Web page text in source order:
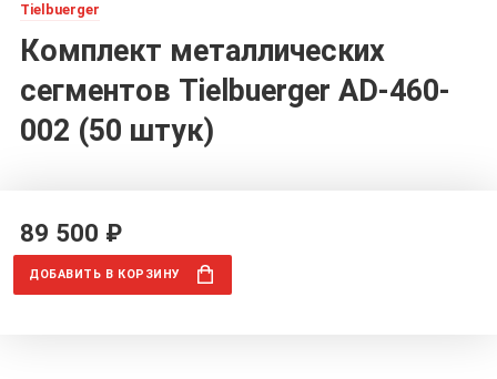
Tielbuerger
Комплект металлических
сегментов Tielbuerger AD-460-
002 (50 штук)
89 500 ₽
ДОБАВИТЬ В КОРЗИНУ